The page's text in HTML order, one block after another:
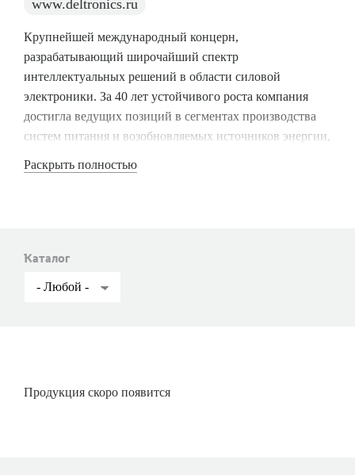
www.deltronics.ru
Крупнейшей международный концерн,
разрабатывающий широчайший спектр
интеллектуальных решений в области силовой
электроники. За 40 лет устойчивого роста компания
достигла ведущих позиций в сегментах производства
систем питания и возобновляемых источников энергии,
комплектующих для ИТ и телекоммуникационного
сетевого оборудования.
Раскрыть полностью
Каталог
Продукция скоро появится